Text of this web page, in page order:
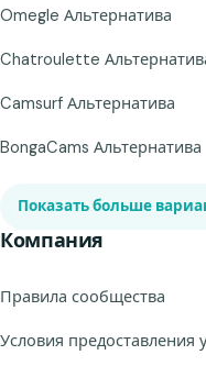
Omegle Альтернатива
Chatroulette
Camsurf Альтернатива
BongaCams Альтернатива
Показать больше
Компания
Правила сообщества
Условия предоставления